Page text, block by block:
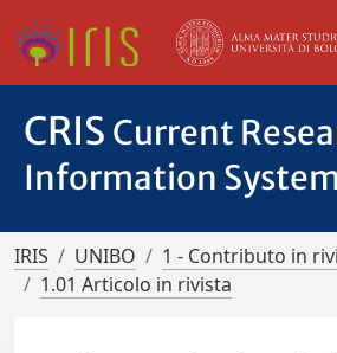
CRIS Current
Information System
IRIS UNIBO
1 - Contributo in
1.01 Articolo in rivista